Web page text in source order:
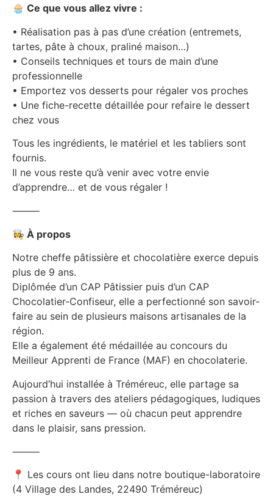
🧁 Ce que vous allez vivre :
• Réalisation pas à pas d’une création (entremets,
tartes, pâte à choux, praliné maison…)
• Conseils techniques et tours de main d’une
professionnelle
• Emportez vos desserts pour régaler vos proches
• Une fiche-recette détaillée pour refaire le dessert
chez vous
Tous les ingrédients, le matériel et les tabliers sont
fournis.
Il ne vous reste qu’à venir avec votre envie
d’apprendre… et de vous régaler !
⸻
👩‍🍳 À propos
Notre cheffe pâtissière et chocolatière exerce depuis
plus de 9 ans.
Diplômée d’un CAP Pâtissier puis d’un CAP
Chocolatier-Confiseur, elle a perfectionné son savoir-
faire au sein de plusieurs maisons artisanales de la
région.
Elle a également été médaillée au concours du
Meilleur Apprenti de France (MAF) en chocolaterie.
Aujourd’hui installée à Tréméreuc, elle partage sa
passion à travers des ateliers pédagogiques, ludiques
et riches en saveurs — où chacun peut apprendre
dans le plaisir, sans pression.
⸻
📍 Les cours ont lieu dans notre boutique-laboratoire
(4 Village des Landes, 22490 Tréméreuc)